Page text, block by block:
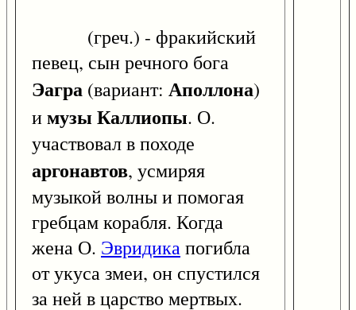
(греч.) - фракийский
певец, сын речного бога
Эагра (вариант: Аполлона)
имузы Каллиопы. О.
участвовал в походе
аргонавтов, усмиряя
музыкой волны и помогая
гребцам корабля. Когда
жена О. Эвридикапогибла
от укуса змеи, он спустился
за ней в царство мертвых.